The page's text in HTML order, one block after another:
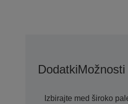
Dodatki
Izbirajte med široko